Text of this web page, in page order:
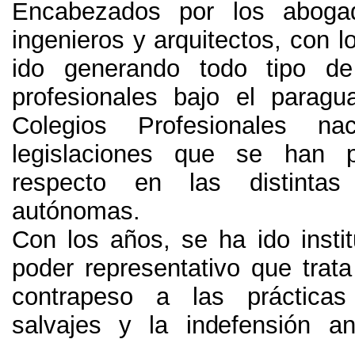
Encabezados por los
ingenieros y arquitectos, con
ido generando todo tipo de
profesionales bajo el
Colegios Profesionales
legislaciones que se han
respecto en las distintas
autónomas.
Con los años, se ha ido
poder representativo que
contrapeso a las prácticas
salvajes y la indefensión